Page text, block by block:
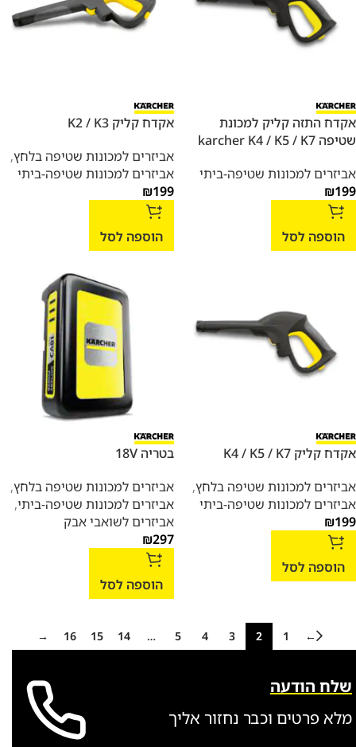
אקדח התזה קליק למכונת
שטיפה karcher K4 / K5 / K7
אביזרים למכונות שטיפה-ביתי
₪199
הוספה לסל
אקדח קליק K2 / K3
אביזרים למכונות שטיפה בלחץ,
אביזרים למכונות שטיפה-ביתי
₪199
הוספה לסל
אקדח קליק K4 / K5 / K7
אביזרים למכונות שטיפה בלחץ,
אביזרים למכונות שטיפה-ביתי
₪199
הוספה לסל
בטריה 18V
אביזרים למכונות שטיפה בלחץ,
אביזרים למכונות שטיפה-ביתי,
אביזרים לשואבי אבק
₪297
הוספה לסל
←
1
2
3
4
5
…
14
15
16
→
שלח הודעה
מלא פרטים וכבר נחזור אליך